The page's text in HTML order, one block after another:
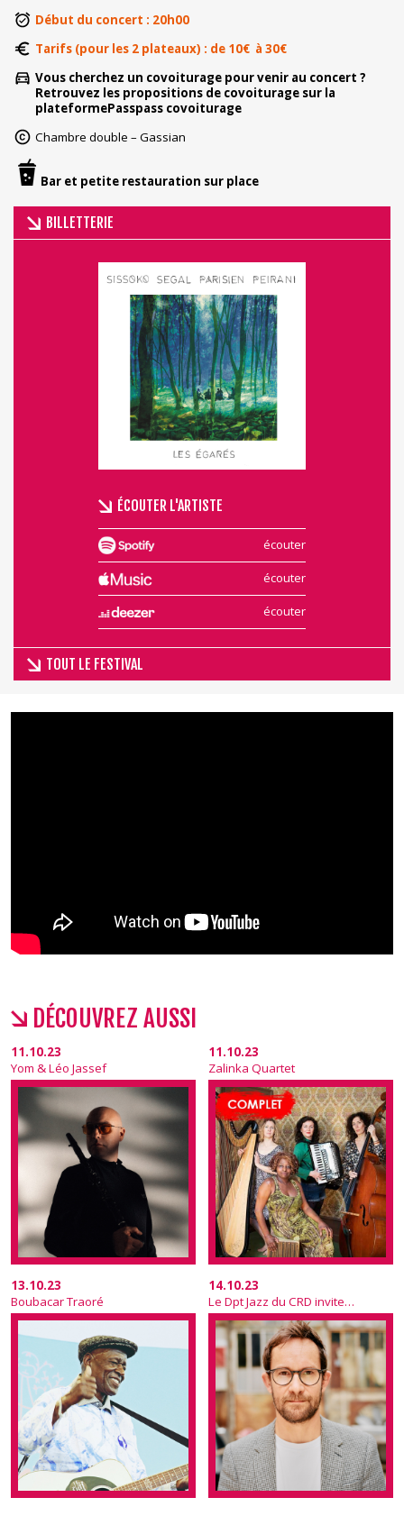
Début du concert : 20h00
Tarifs (pour les 2 plateaux) : de 10€ à 30€
Vous cherchez un covoiturage pour venir au concert ?
Retrouvez les propositions de covoiturage sur la
plateformePasspass covoiturage
Chambre double – Gassian
Bar et petite restauration sur place
BILLETTERIE
ÉCOUTER L'ARTISTE
écouter
écouter
écouter
TOUT LE FESTIVAL
DÉCOUVREZ AUSSI
11.10.23
Yom & Léo Jassef
11.10.23
Zalinka Quartet
13.10.23
Boubacar Traoré
14.10.23
Le Dpt Jazz du CRD invite Emile Parisien